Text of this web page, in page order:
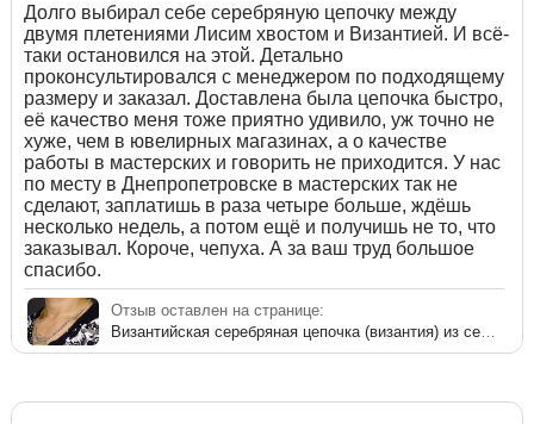
Долго выбирал себе серебряную цепочку между
двумя плетениями Лисим хвостом и Византией. И всё-
таки остановился на этой. Детально
проконсультировался с менеджером по подходящему
размеру и заказал. Доставлена была цепочка быстро,
её качество меня тоже приятно удивило, уж точно не
хуже, чем в ювелирных магазинах, а о качестве
работы в мастерских и говорить не приходится. У нас
по месту в Днепропетровске в мастерских так не
сделают, заплатишь в раза четыре больше, ждёшь
несколько недель, а потом ещё и получишь не то, что
заказывал. Короче, чепуха. А за ваш труд большое
спасибо.
Отзыв оставлен на странице: